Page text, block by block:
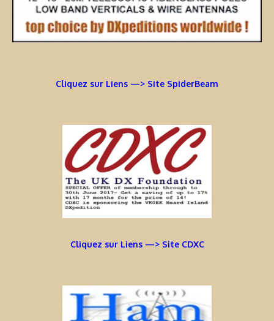
Cliquez sur Liens —> Site SpiderBeam
Cliquez sur Liens —> Site CDXC